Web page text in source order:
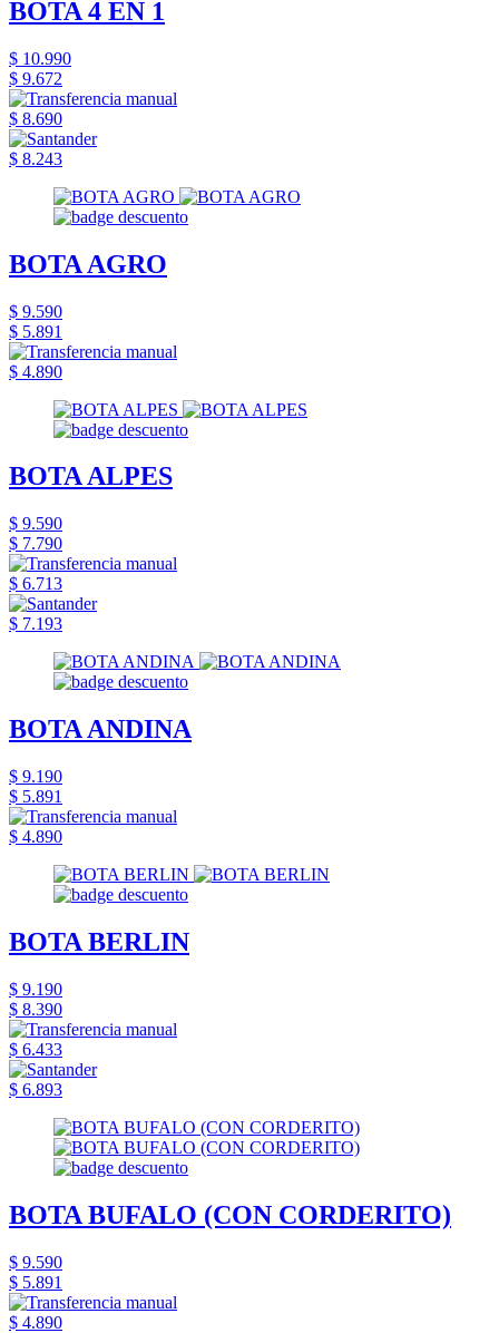
BOTA 4 EN 1
$ 10.990
$ 9.672
$ 8.690
$ 8.243
BOTA AGRO
$ 9.590
$ 5.891
$ 4.890
BOTA ALPES
$ 9.590
$ 7.790
$ 6.713
$ 7.193
BOTA ANDINA
$ 9.190
$ 5.891
$ 4.890
BOTA BERLIN
$ 9.190
$ 8.390
$ 6.433
$ 6.893
BOTA BUFALO (CON CORDERITO)
$ 9.590
$ 5.891
$ 4.890